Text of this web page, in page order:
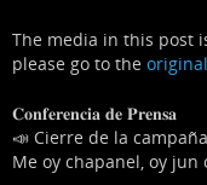
The media in this post
please go to the
𝐂𝐨𝐧𝐟𝐞𝐫𝐞𝐧𝐜𝐢𝐚 𝐝𝐞 𝐏𝐫𝐞𝐧𝐬𝐚
📣 Cierre de la
Me oy chapanel, oy jun